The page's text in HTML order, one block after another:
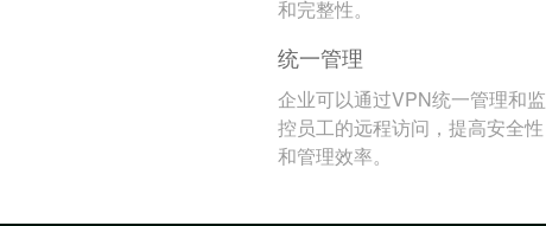
和完整性。
统一管理
企业可以通过VPN统一管理和监
控员工的远程访问，提高安全性
和管理效率。